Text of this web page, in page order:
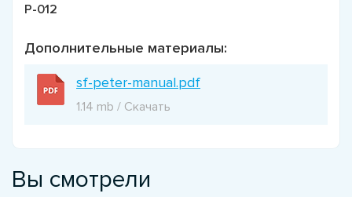
P-012
Дополнительные материалы:
sf-peter-manual.pdf
1.14 mb / Скачать
Вы смотрели